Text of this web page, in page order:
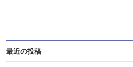
最近の投稿